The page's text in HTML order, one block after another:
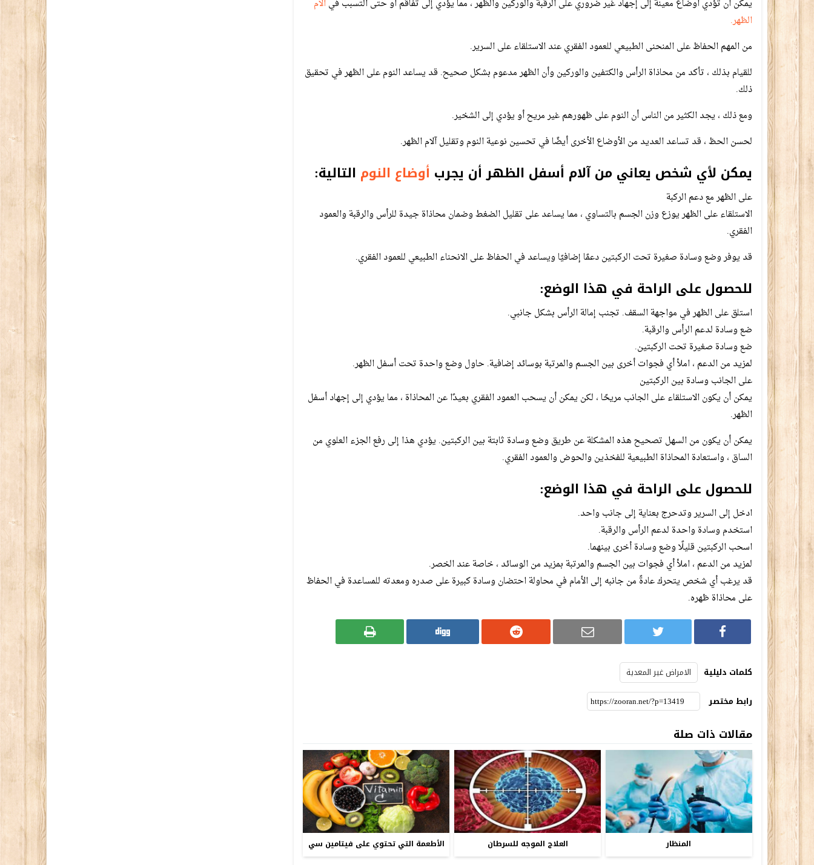
يمكن أن تؤدي أوضاع معينة إلى إجهاد غير ضروري على الرقبة والوركين والظهر ، مما يؤدي إلى تفاقم أو حتى التسبب فيآلام
الظهر.
من المهم الحفاظ على المنحنى الطبيعي للعمود الفقري عند الاستلقاء على السرير.
للقيام بذلك ، تأكد من محاذاة الرأس والكتفين والوركين وأن الظهر مدعوم بشكل صحيح. قد يساعد النوم على الظهر في تحقيق
ذلك.
ومع ذلك ، يجد الكثير من الناس أن النوم على ظهورهم غير مريح أو يؤدي إلى الشخير.
لحسن الحظ ، قد تساعد العديد من الأوضاع الأخرى أيضًا في تحسين نوعية النوم وتقليل آلام الظهر.
يمكن لأي شخص يعاني من آلام أسفل الظهر أن يجرب أوضاع النوم التالية:
على الظهر مع دعم الركبة
الاستلقاء على الظهر يوزع وزن الجسم بالتساوي ، مما يساعد على تقليل الضغط وضمان محاذاة جيدة للرأس والرقبة والعمود
الفقري.
قد يوفر وضع وسادة صغيرة تحت الركبتين دعمًا إضافيًا ويساعد في الحفاظ على الانحناء الطبيعي للعمود الفقري.
للحصول على الراحة في هذا الوضع:
استلق على الظهر في مواجهة السقف. تجنب إمالة الرأس بشكل جانبي.
ضع وسادة لدعم الرأس والرقبة.
ضع وسادة صغيرة تحت الركبتين.
لمزيد من الدعم ، املأ أي فجوات أخرى بين الجسم والمرتبة بوسائد إضافية. حاول وضع واحدة تحت أسفل الظهر.
على الجانب وسادة بين الركبتين
يمكن أن يكون الاستلقاء على الجانب مريحًا ، لكن يمكن أن يسحب العمود الفقري بعيدًا عن المحاذاة ، مما يؤدي إلى إجهاد أسفل
الظهر.
يمكن أن يكون من السهل تصحيح هذه المشكلة عن طريق وضع وسادة ثابتة بين الركبتين. يؤدي هذا إلى رفع الجزء العلوي من
الساق ، واستعادة المحاذاة الطبيعية للفخذين والحوض والعمود الفقري.
للحصول على الراحة في هذا الوضع:
ادخل إلى السرير وتدحرج بعناية إلى جانب واحد.
استخدم وسادة واحدة لدعم الرأس والرقبة.
اسحب الركبتين قليلًا وضع وسادة أخرى بينهما.
لمزيد من الدعم ، املأ أي فجوات بين الجسم والمرتبة بمزيد من الوسائد ، خاصة عند الخصر.
قد يرغب أي شخص يتحرك عادةً من جانبه إلى الأمام في محاولة احتضان وسادة كبيرة على صدره ومعدته للمساعدة في الحفاظ
على محاذاة ظهره.
كلمات دليلية
الامراض غير المعدية
رابط مختصر
مقالات ذات صلة
المنظار العلاج الموجه للسرطان الأطعمة التي تحتوي على فيتامين سي